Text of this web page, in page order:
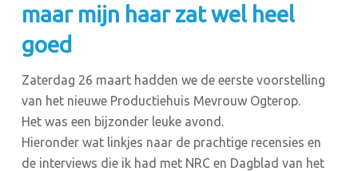
maar mijn haar zat wel heel
goed
Zaterdag 26 maart hadden we de eerste voorstelling
van het nieuwe Productiehuis Mevrouw Ogterop.
Het was een bijzonder leuke avond.
Hieronder wat linkjes naar de prachtige recensies en
de interviews die ik had met NRC en Dagblad van het